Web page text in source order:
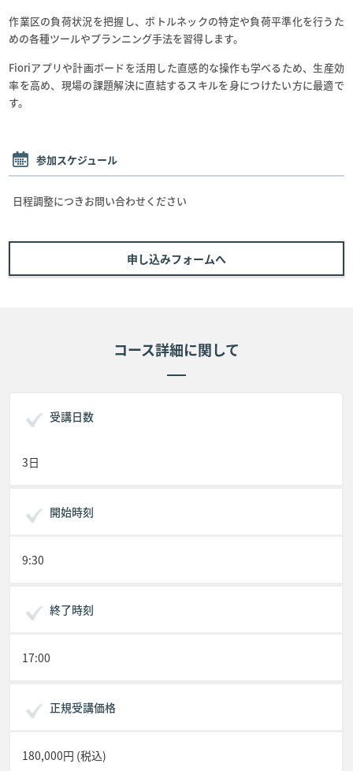
作業区の負荷状況を把握し、ボトルネックの特定や負荷平準化を行うた
めの各種ツールやプランニング手法を習得します。
Fioriアプリや計画ボードを活用した直感的な操作も学べるため、生産効
率を高め、現場の課題解決に直結するスキルを身につけたい方に最適で
す。
参加スケジュール
日程調整につきお問い合わせください
申し込みフォームへ
コース詳細に関して
受講日数
3日
開始時刻
9:30
終了時刻
17:00
正規受講価格
180,000円 (税込)